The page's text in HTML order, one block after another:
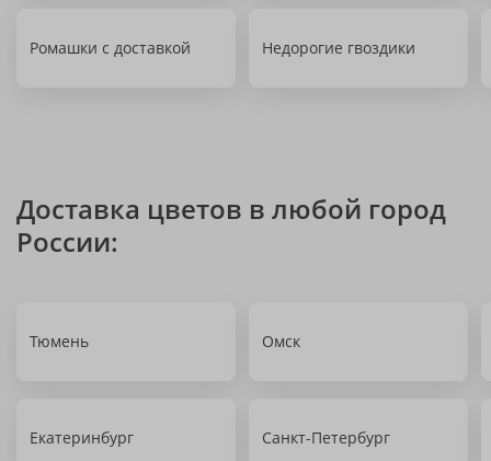
Ромашки с доставкой Недорогие гвоздики
Доставка цветов в любой город
России:
Тюмень Омск
Екатеринбург Санкт-Петербург